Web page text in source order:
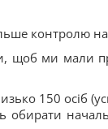
контролю
щоб ми мали
150 осіб